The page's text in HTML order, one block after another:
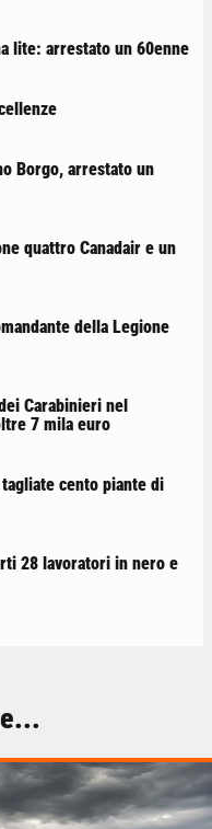
lite: arrestato un 60enne
Borgo, arrestato un
quattro Canadair e un
della Legione
Carabinieri nel
7 mila euro
cento piante di
28 lavoratori in nero e